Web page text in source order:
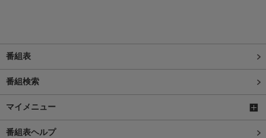
番組表
番組検索
マイメニュー
番組表ヘルプ